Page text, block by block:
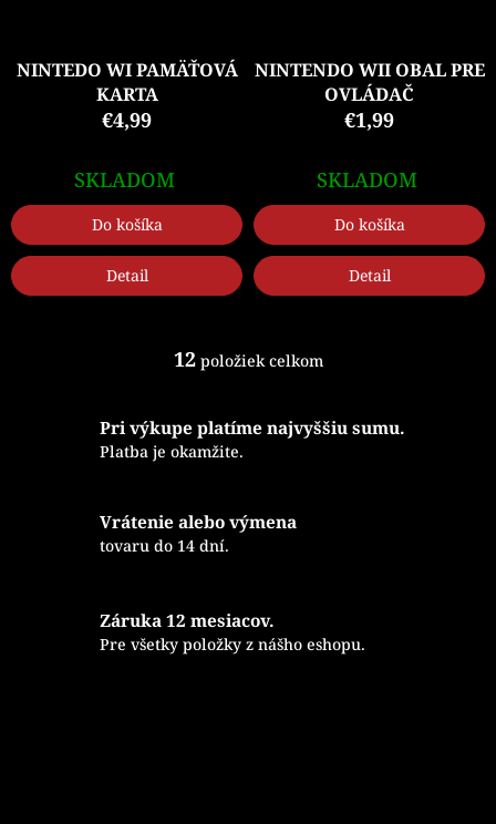
NINTEDO WI PAMÄŤOVÁ
KARTA
€4,99
SKLADOM
Do košíka
Detail
NINTENDO WII OBAL PRE
OVLÁDAČ
€1,99
SKLADOM
Do košíka
Detail
O
á
i
e
k
y
12položiek celkom
Pri výkupe platíme najvyššiu sumu.
Platba je okamžite.
Vrátenie alebo výmena
tovaru do 14 dní.
Záruka 12 mesiacov.
Pre všetky položky z nášho eshopu.